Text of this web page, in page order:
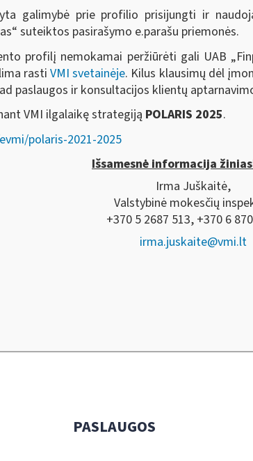
galimybė prie profilio prisijungti ir
suteiktos pasirašymo e.parašu priemonės.
profilį nemokamai peržiūrėti gali UAB
rastiVMI svetainėje. Kilus klausimų dėl
paslaugos ir konsultacijos klientų
VMI ilgalaikę strategiją POLARIS 2025.
polaris-2021-2025
Išsamesnė informacija
Irma Juškaitė,
Valstybinė mokesčių
+370 5 2687 513, +370 6
irma.juskaite@vmi.lt
PASLAUGOS